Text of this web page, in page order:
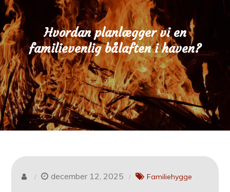
Hvordan planlægger vi en
familievenlig bålaften i haven?
december 12, 2025 Familiehygge